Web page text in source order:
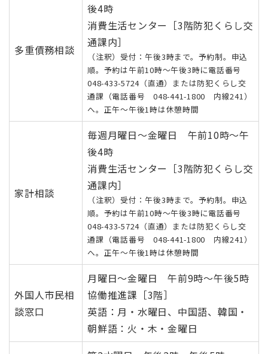
多重債務相談
後4時
消費生活センター［3階防犯くらし交
通課内］
（注釈）受付：午後3時まで。予約制。申込
順。予約は午前10時～午後3時に電話番号
048-433-5724（直通）または防犯くらし交
通課（電話番号 048-441-1800 内線241）
へ。正午～午後1時は休憩時間
家計相談
毎週月曜日～金曜日 午前10時～午
後4時
消費生活センター［3階防犯くらし交
通課内］
（注釈）受付：午後3時まで。予約制。申込
順。予約は午前10時～午後3時に電話番号
048-433-5724（直通）または防犯くらし交
通課（電話番号 048-441-1800 内線241）
へ。正午～午後1時は休憩時間
外国人市民相
談窓口
月曜日～金曜日 午前9時～午後5時
協働推進課［3階］
英語：月・水曜日、中国語、韓国・
朝鮮語：火・木・金曜日